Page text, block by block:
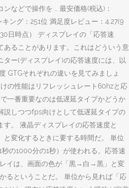
などで操作を … 最安価格(税込)：
ング：251位 満足度レビュー：4.27(9
日時点） ディスプレイの「応答速
あることがあります。これはどういう意
ー(ディスプレイ)の応答速度には、以
GTGそれぞれの違いを見てみましょ
の性能はリフレッシュレート60hzと応
一番重要なのは低遅延タイプかどうか
説しつつfps向けとして低遅延タイプの
す。 液晶ディスプレイの応答速度と
変化するときに要する時間だ。 単位
の1000分の1秒）が使われる。応答速
イは、画面の色が「黒→白→黒」と変
るということだ。 単位から見れば「応